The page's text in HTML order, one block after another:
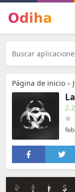
Página de inicio »